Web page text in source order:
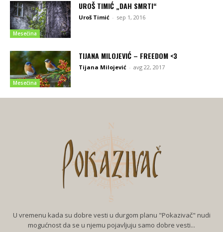
Mesečina
UROŠ TIMIĆ „DAH SMRTI“
Uroš Timić - sep 1, 2016
Mesečina
TIJANA MILOJEVIĆ – FREEDOM <3
Tijana Milojević - avg 22, 2017
U vremenu kada su dobre vesti u durgom planu "Pokazivač" nudi
mogućnost da se u njemu pojavljuju samo dobre vesti...